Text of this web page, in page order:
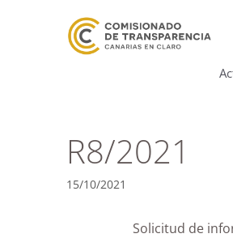
R8/2021
15/10/2021
Solicitud de